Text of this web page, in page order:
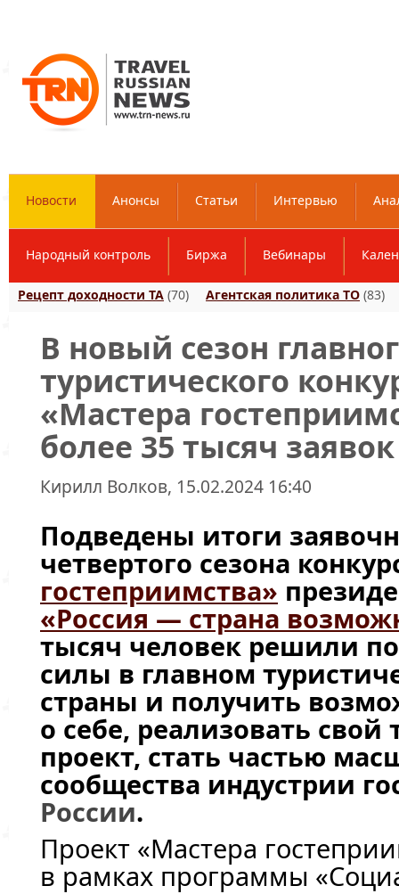
Новости Анонсы Статьи Интервью
Народный контроль Биржа Вебинары
Рецепт доходности ТА (70) Агентская политика ТО (83)
В новый сезон
туристического
«Мастера
более 35 тысяч заявок
Кирилл Волков, 15.02.2024 16:40
Подведены итоги
четвертого сезона
гостеприимства»
«Россия — страна
тысяч человек решили
силы в главном
страны и получить
о себе, реализовать свой
проект,стать частью
сообщества индустрии
России.
Проект «Мастера
в рамках программы